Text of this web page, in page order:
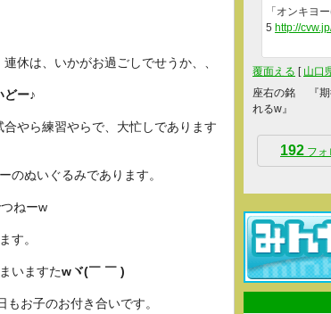
休は、いかがお過ごしでせうか、、
どー♪
合やら練習やらで、大忙しであります
のぬいぐるみであります。
ねーw
す。
いますたwヾ(￣ ￣ )
もお子のお付き合いです。
「オンキヨ
5 http://
覆面える [ 山口
座右の銘 『期
れるw』
192 フォ